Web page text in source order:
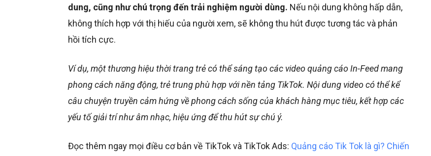
dung, cũng như chú trọng đến trải nghiệm người dùng. Nếu nội dung không hấp dẫn,
không thích hợp với thị hiếu của người xem, sẽ không thu hút được tương tác và phản
hồi tích cực.
Ví dụ, một thương hiệu thời trang trẻ có thể sáng tạo các video quảng cáo In-Feed mang
phong cách năng động, trẻ trung phù hợp với nền tảng TikTok. Nội dung video có thể kể
câu chuyện truyền cảm hứng về phong cách sống của khách hàng mục tiêu, kết hợp các
yếu tố giải trí như âm nhạc, hiệu ứng để thu hút sự chú ý.
Đọc thêm ngay mọi điều cơ bản về TikTok và TikTok Ads: Quảng cáo Tik Tok là gì? Chiến